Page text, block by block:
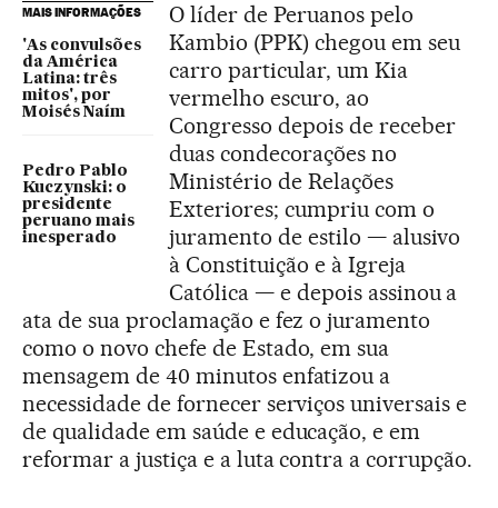
MAIS INFORMAÇÕES
'As convulsões
da América
Latina: três
mitos', por
Moisés Naím
Pedro Pablo
Kuczynski: o
presidente
peruano mais
inesperado
O líder de Peruanos pelo
Kambio (PPK) chegou em seu
carro particular, um Kia
vermelho escuro, ao
Congresso depois de receber
duas condecorações no
Ministério de Relações
Exteriores; cumpriu com o
juramento de estilo — alusivo
à Constituição e à Igreja
Católica — e depois assinou a
ata de sua proclamação e fez o juramento
como o novo chefe de Estado, em sua
mensagem de 40 minutos enfatizou a
necessidade de fornecer serviços universais e
de qualidade em saúde e educação, e em
reformar a justiça e a luta contra a corrupção.